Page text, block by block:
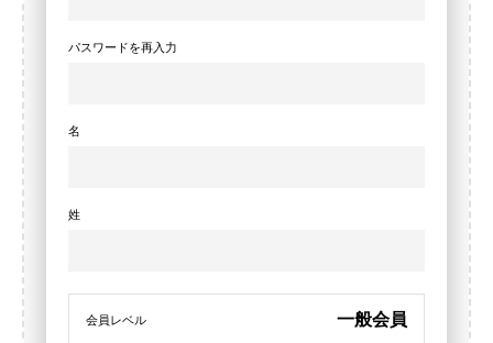
パスワードを再入力
名
姓
会員レベル 一般会員